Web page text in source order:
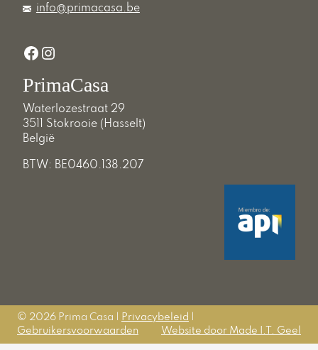
info@primacasa.be
Facebook
Instagram
PrimaCasa
Waterlozestraat 29
3511 Stokrooie (Hasselt)
België
BTW: BE0460.138.207
© 2026 Prima Casa | Privacybeleid
Gebruikersvoorwaarden
Website door Made I.T. Geel